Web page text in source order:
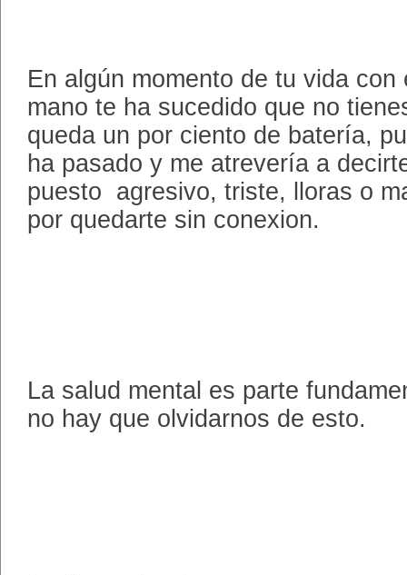
En algún momento de tu vida con
mano te ha sucedido que no
queda un por ciento de batería,
ha pasado y me atrevería a
puesto agresivo, triste, lloras o
por quedarte sin conexion.
La salud mental es parte
no hay que olvidarnos de esto.